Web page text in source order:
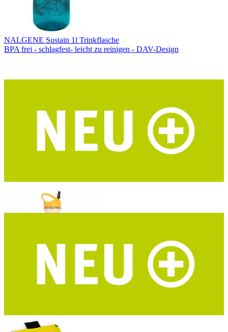
NALGENE Sustain 1l Trinkflasche
BPA frei - schlagfest- leicht zu reinigen - DAV-Design
ROADTYPING Kinder Trinkflasche Adventure Kid